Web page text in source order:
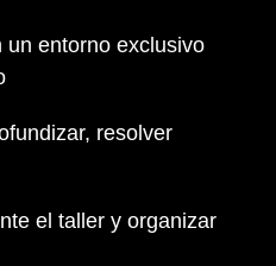
un entorno exclusivo
resolver
el taller y organizar